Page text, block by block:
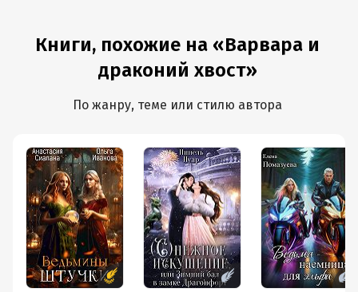
Книги, похожие на «Варвара и
драконий хвост»
По жанру, теме или стилю автора